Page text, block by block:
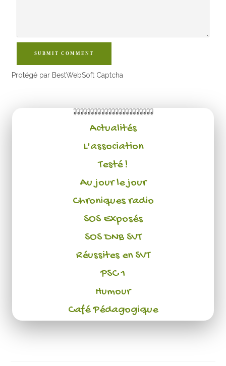
SUBMIT COMMENT
Protégé par BestWebSoft Captcha
Actualités
L'association
Testé !
Au jour le jour
Chroniques radio
SOS Exposés
SOS DNB SVT
Réussites en SVT
PSC 1
Humour
Café Pédagogique